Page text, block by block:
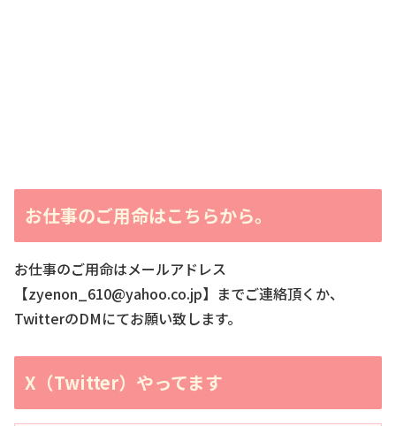
お仕事のご用命はこちらから。
お仕事のご用命はメールアドレス
【zyenon_610@yahoo.co.jp】までご連絡頂くか、
TwitterのDMにてお願い致します。
X（Twitter）やってます